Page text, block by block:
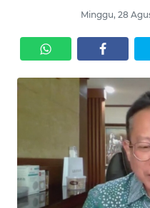
Minggu, 28
BERITA
BPSK
WAHANA
ADVOKAT